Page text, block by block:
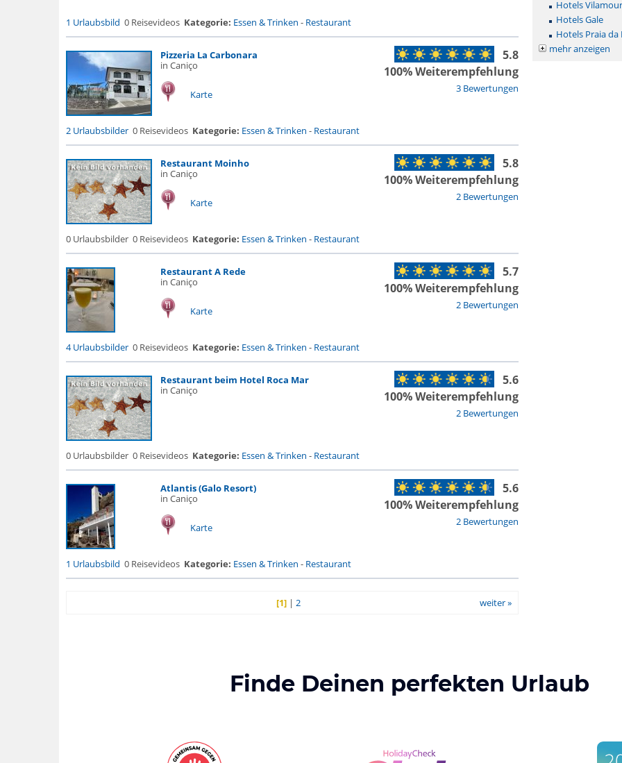
1 Urlaubsbild 0 Reisevideos Kategorie: Essen & Trinken - Restaurant
Pizzeria La Carbonara
in Caniço
Karte 3 Bewertungen
5.8
100% Weiterempfehlung
2 Urlaubsbilder 0 Reisevideos Kategorie: Essen & Trinken - Restaurant
Restaurant Moinho
in Caniço
Karte 2 Bewertungen
5.8
100% Weiterempfehlung
0 Urlaubsbilder 0 Reisevideos Kategorie: Essen & Trinken - Restaurant
Restaurant A Rede
in Caniço
Karte 2 Bewertungen
5.7
100% Weiterempfehlung
4 Urlaubsbilder 0 Reisevideos Kategorie: Essen & Trinken - Restaurant
Restaurant beim Hotel Roca Mar
in Caniço
2 Bewertungen
5.6
100% Weiterempfehlung
0 Urlaubsbilder 0 Reisevideos Kategorie: Essen & Trinken - Restaurant
Atlantis (Galo Resort)
in Caniço
Karte 2 Bewertungen
5.6
100% Weiterempfehlung
1 Urlaubsbild 0 Reisevideos Kategorie: Essen & Trinken - Restaurant
[1]| 2 weiter »
Hotels
Hotels Gale
Hotels Praia da
mehr anzeigen
Finde Deinen perfekten Urlaub